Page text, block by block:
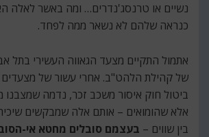
נשיים או טרנסג'נדרים… ומה באשר לאלה
כנראה שלהם לא נשאר ממה לפחד.
אתמול התקיים מצעד הגאווה העשירי בתל
ביטול חוק איסור משכב זכר, נדמה שמצבנו
אלא שהומואים – אותם אלה שמבקשים
בין שווים – בעצמם סובלים מחטא אי-